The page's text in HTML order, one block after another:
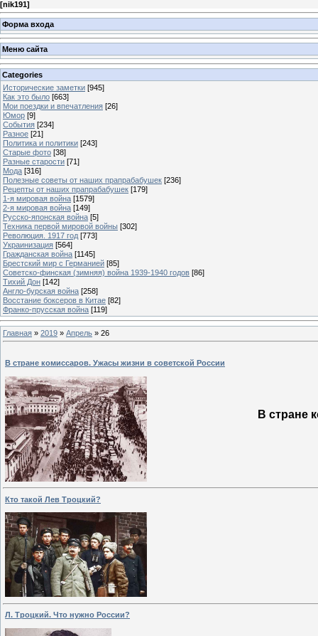
[nik191]
Форма входа
Меню сайта
Categories
Исторические заметки [945]
Как это было [663]
Мои поездки и впечатления [26]
Юмор [9]
События [234]
Разное [21]
Политика и политики [243]
Старые фото [38]
Разные старости [71]
Мода [316]
Полезные советы от наших прапрабабушек [236]
Рецепты от наших прапрабабушек [179]
1-я мировая война [1579]
2-я мировая война [149]
Русско-японская война [5]
Техника первой мировой войны [302]
Революция. 1917 год [773]
Украинизация [564]
Гражданская война [1145]
Брестский мир с Германией [85]
Советско-финская (зимняя) война 1939-1940 годов [86]
Тихий Дон [142]
Англо-бурская война [258]
Восстание боксеров в Китае [82]
Франко-прусская война [119]
Главная » 2019 » Апрель » 26
В стране комиссаров. Ужасы жизни в советской России
В стране
Кто такой Лев Троцкий?
Л. Троцкий. Что нужно России?